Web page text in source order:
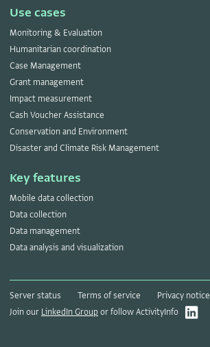
Use cases
Monitoring & Evaluation
Humanitarian coordination
Case Management
Grant management
Impact measurement
Cash Voucher Assistance
Conservation and Environment
Disaster and Climate Risk Management
Key features
Mobile data collection
Data collection
Data management
Data analysis and visualization
Server status Terms of service
Privacy notice
Join our LinkedIn Groupor follow ActivityInfo